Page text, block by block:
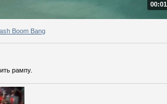
Boom Bang
рампу.